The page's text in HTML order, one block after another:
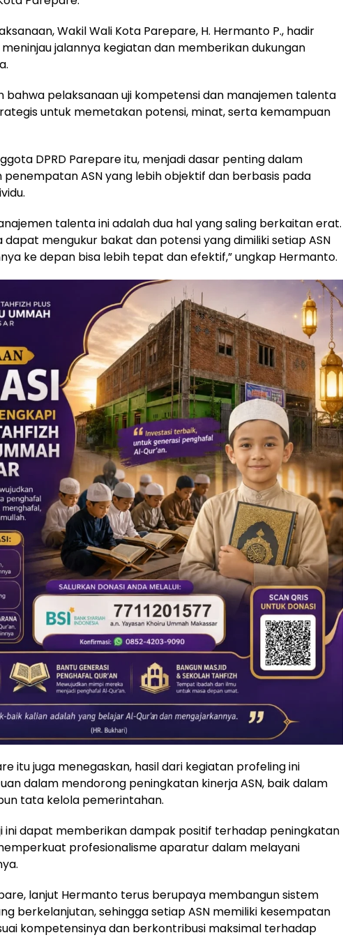
Wakil Wali Kota Parepare, H. Hermanto P., hadir
jalannya kegiatan dan memberikan dukungan
bahwa pelaksanaan uji kompetensi dan manajemen talenta
untuk memetakan potensi, minat, serta kemampuan
DPRD Parepare itu, menjadi dasar penting dalam
ASN yang lebih objektif dan berbasis pada
talenta ini adalah dua hal yang saling berkaitan erat.
dapat mengukur bakat dan potensi yang dimiliki setiap ASN
ke depan bisa lebih tepat dan efektif,” ungkap Hermanto.
itu juga menegaskan, hasil dari kegiatan profeling ini
dalam mendorong peningkatan kinerja ASN, baik dalam
tata kelola pemerintahan.
ini dapat memberikan dampak positif terhadap peningkatan
profesionalisme aparatur dalam melayani
lanjut Hermanto terus berupaya membangun sistem
berkelanjutan, sehingga setiap ASN memiliki kesempatan
kompetensinya dan berkontribusi maksimal terhadap